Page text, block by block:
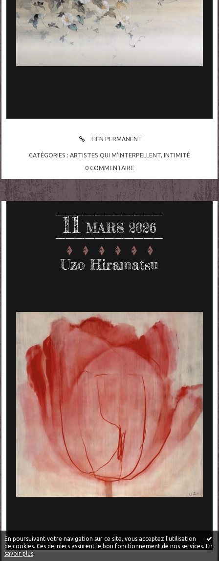
En poursuivant votre navigation sur ce site, vous acceptez l'utilisation
de cookies. Ces derniers assurent le bon fonctionnement de nos services. En
savoir plus.
LIEN PERMANENT
CATÉGORIES : ARTISTES QUI M'INTERPELLENT, INTIMITÉ
0 COMMENTAIRE
11 MARS 2026
Uzo Hiramatsu